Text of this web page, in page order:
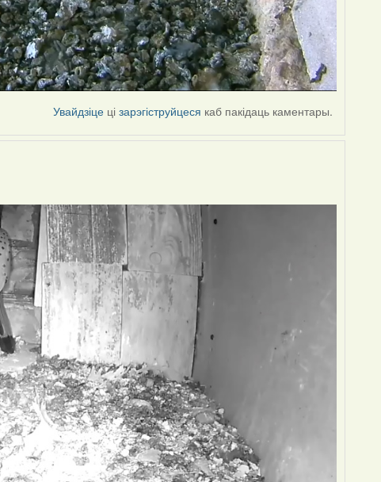
Увайдзіце цізарэгіструйцеся каб пакідаць каментары.